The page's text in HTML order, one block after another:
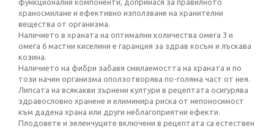
функционални компоненти, допринася за правилното
храносмилане и ефективно използване на хранителни
вещества от организма.
Наличието в храната на оптимални количества омега 3 и
омега 6 мастни киселини е гаранция за здрав косъм и лъскава
козина.
Наличието на фибри забавя смилаемостта на храната и по
този начин организма оползотворява по-голяма част от нея.
Липсата на всякакви зърнени култури в рецептата осигурява
здравословно хранене и елиминира риска от непоносимост
към дадена храна или други неблагоприятни ефекти.
Плодовете и зеленчуците включени в рецептата са естествен